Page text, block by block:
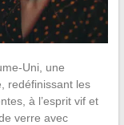
Uni, une
redéfinissant les
à l’esprit vif et
verre avec